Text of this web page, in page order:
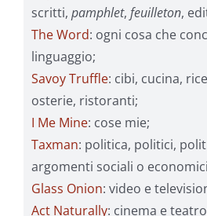
scritti, pamphlet, feuilleton,
The Word: ogni cosa che
linguaggio;
Savoy Truffle: cibi, cucina,
osterie, ristoranti;
I Me Mine: cose mie;
Taxman: politica, politici,
argomenti sociali o
Glass Onion: video e
Act Naturally: cinema e